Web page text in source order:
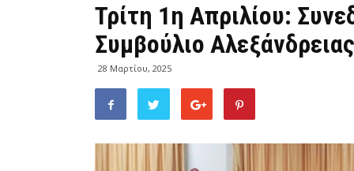
Τρίτη 1η Απριλίου:
Συμβούλιο Αλεξάνδρειας
28 Μαρτίου, 2025